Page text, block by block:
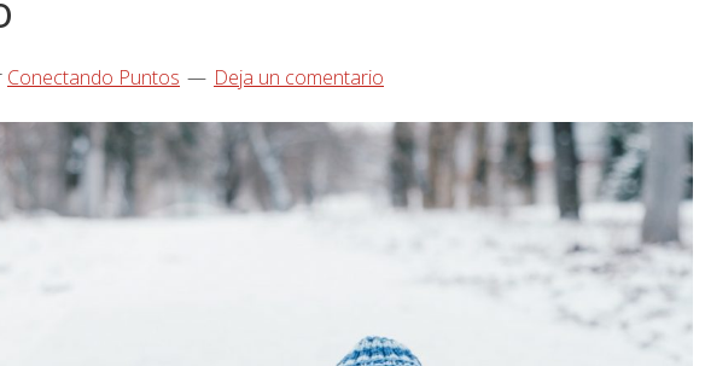
Conectando Puntos Deja un comentario